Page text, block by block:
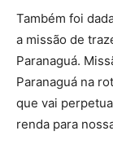
Também foi
a missão de
Paranaguá.
Paranaguá na
que vai
renda para